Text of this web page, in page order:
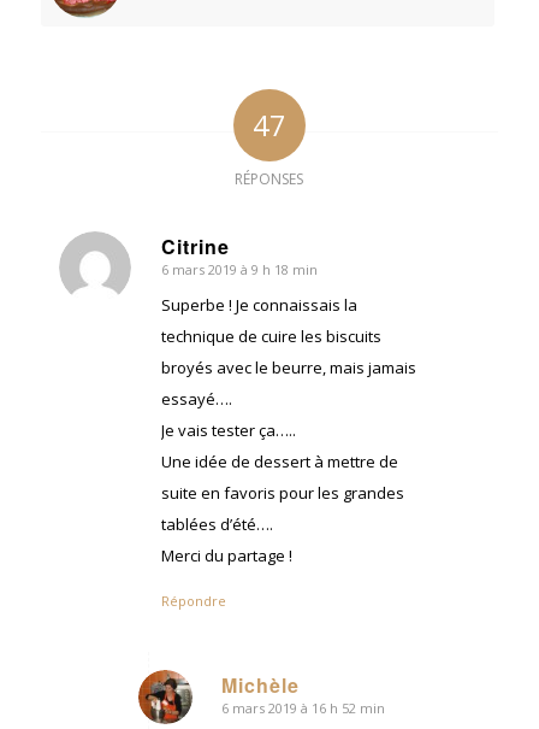
47
RÉPONSES
Citrine
dit
6 mars 2019 à 9 h 18 min
Superbe ! Je connaissais la
technique de cuire les biscuits
broyés avec le beurre, mais jamais
essayé….
Je vais tester ça…..
Une idée de dessert à mettre de
suite en favoris pour les grandes
tablées d’été….
Merci du partage !
Répondre
Michèle
dit
6 mars 2019 à 16 h 52 min